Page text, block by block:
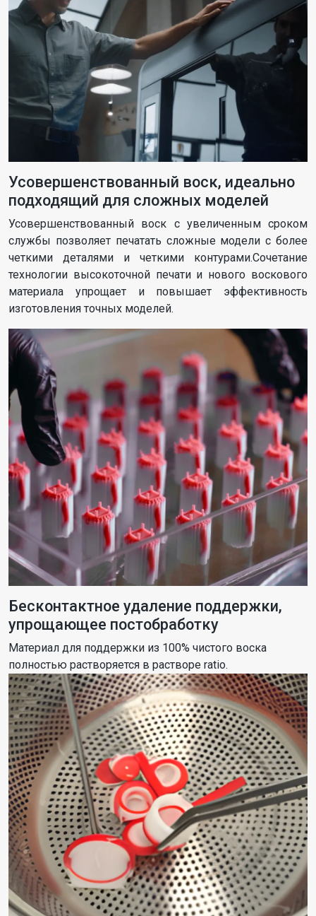
Усовершенствованный воск, идеально
подходящий для сложных моделей
Усовершенствованный воск с увеличенным сроком
службы позволяет печатать сложные модели с более
четкими деталями и четкими контурами.Сочетание
технологии высокоточной печати и нового воскового
материала упрощает и повышает эффективность
изготовления точных моделей.
Бесконтактное удаление поддержки,
упрощающее постобработку
Материал для поддержки из 100% чистого воска
полностью растворяется в растворе ratio.